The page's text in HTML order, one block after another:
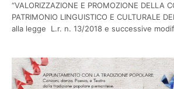
“VALORIZZAZIONE E PROMOZIONE DELLA
PATRIMONIO LINGUISTICO E CULTURALE
alla legge L.r. n. 13/2018 e successive